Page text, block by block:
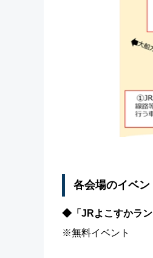
各会場のイベン
◆「JRよこすかラン
※無料イベント